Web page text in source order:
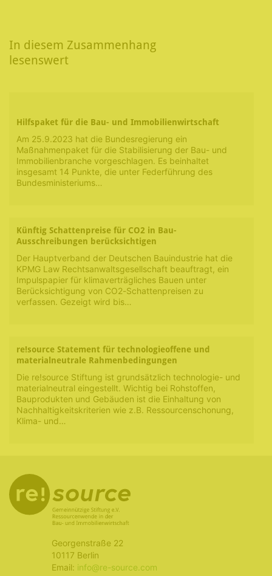
In diesem Zusammenhang
lesenswert
Hilfspaket für die Bau- und Immobilienwirtschaft
Am 25.9.2023 hat die Bundesregierung ein
Maßnahmenpaket für die Stabilisierung der Bau- und
Immobilienbranche vorgeschlagen. Es beinhaltet
insgesamt 14 Punkte, die unter Federführung des
Bundesministeriums…
Künftig Schattenpreise für CO2 in Bau-
Ausschreibungen berücksichtigen
Der Hauptverband der Deutschen Bauindustrie hat die
KPMG Law Rechtsanwaltsgesellschaft beauftragt, ein
Impulspapier für klimaverträgliches Bauen unter
Berücksichtigung von CO2-Schattenpreisen zu
verfassen. Gezeigt wird bis…
re!source Statement für technologieoffene und
materialneutrale Rahmenbedingungen
Die re!source Stiftung ist grundsätzlich technologie- und
materialneutral eingestellt. Wichtig bei Rohstoffen,
Bauprodukten und Gebäuden ist die Einhaltung von
Nachhaltigkeitskriterien wie z.B. Ressourcenschonung,
Klima- und…
Georgenstraße 22
10117 Berlin
Email: info@re-source.com